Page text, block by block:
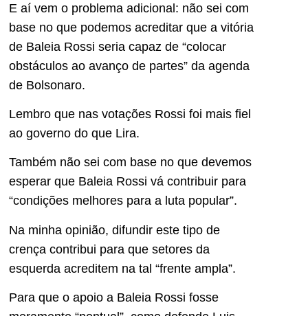
E aí vem o problema adicional: não sei com
base no que podemos acreditar que a vitória
de Baleia Rossi seria capaz de “colocar
obstáculos ao avanço de partes” da agenda
de Bolsonaro.
Lembro que nas votações Rossi foi mais fiel
ao governo do que Lira.
Também não sei com base no que devemos
esperar que Baleia Rossi vá contribuir para
“condições melhores para a luta popular”.
Na minha opinião, difundir este tipo de
crença contribui para que setores da
esquerda acreditem na tal “frente ampla”.
Para que o apoio a Baleia Rossi fosse